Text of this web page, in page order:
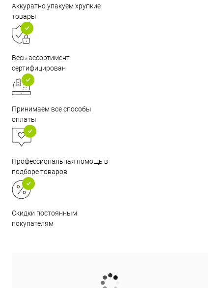
Аккуратно упакуем хрупкие
товары
Весь ассортимент
сертифицирован
Принимаем все способы
оплаты
Профессиональная помощь в
подборе товаров
Скидки постоянным
покупателям